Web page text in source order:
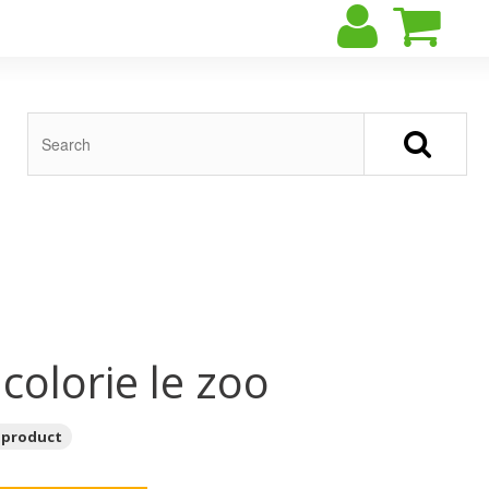
le zoo
product